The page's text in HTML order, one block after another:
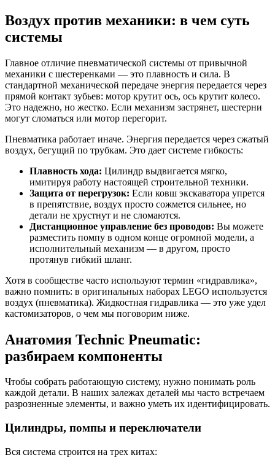
Воздух против механики: в чем суть
системы
Главное отличие пневматической системы от привычной
механики с шестеренками — это плавность и сила. В
стандартной механической передаче энергия передается через
прямой контакт зубьев: мотор крутит ось, ось крутит колесо.
Это надежно, но жестко. Если механизм застрянет, шестерни
могут сломаться или мотор перегорит.
Пневматика работает иначе. Энергия передается через сжатый
воздух, бегущий по трубкам. Это дает системе гибкость:
Плавность хода: Цилиндр выдвигается мягко,
имитируя работу настоящей строительной техники.
Защита от перегрузок: Если ковш экскаватора упрется
в препятствие, воздух просто сожмется сильнее, но
детали не хрустнут и не сломаются.
Дистанционное управление без проводов: Вы можете
разместить помпу в одном конце огромной модели, а
исполнительный механизм — в другом, просто
протянув гибкий шланг.
Хотя в сообществе часто используют термин «гидравлика»,
важно помнить: в оригинальных наборах LEGO используется
воздух (пневматика). Жидкостная гидравлика — это уже удел
кастомизаторов, о чем мы поговорим ниже.
Анатомия Technic Pneumatic:
разбираем компоненты
Чтобы собрать работающую систему, нужно понимать роль
каждой детали. В наших залежах деталей мы часто встречаем
разрозненные элементы, и важно уметь их идентифицировать.
Цилиндры, помпы и переключатели
Вся система строится на трех китах: